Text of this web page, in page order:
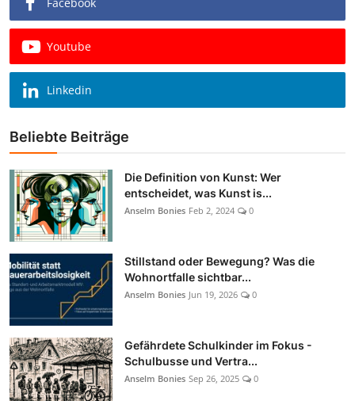
Vorproduktion
Youtube
Linkedin
Beliebte Beiträge
Die Definition von Kunst: Wer
entscheidet, was Kunst is...
Anselm Bonies Feb 2, 2024 0
Stillstand oder Bewegung? Was die
Wohnortfalle sichtbar...
Anselm Bonies Jun 19, 2026 0
Gefährdete Schulkinder im Fokus -
Schulbusse und Vertra...
Anselm Bonies Sep 26, 2025 0